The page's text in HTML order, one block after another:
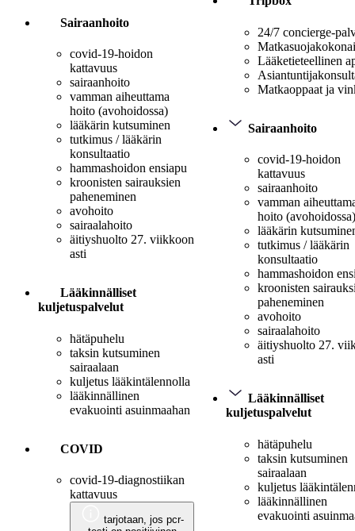
Sairaanhoito
covid-19-hoidon
kattavuus
sairaanhoito
vamman aiheuttama
hoito (avohoidossa)
lääkärin kutsuminen
tutkimus / lääkärin
konsultaatio
hammashoidon ensiapu
kroonisten sairauksien
paheneminen
avohoito
sairaalahoito
äitiyshuolto 27. viikkoon
asti
Lääkinnälliset
kuljetuspalvelut
hätäpuhelu
taksin kutsuminen
sairaalaan
kuljetus lääkintälennolla
lääkinnällinen
evakuointi asuinmaahan
COVID
covid-19-diagnostiikan
kattavuus
tarjotaan, jos pcr-
24/7 concierge-
Lääketieteellinen
Matkaoppaat ja
Sairaanhoito
covid-19-hoidon
kattavuus
sairaanhoito
vamman
hoito (avohoidossa)
lääkärin
tutkimus / lääkärin
konsultaatio
hammashoidon
kroonisten
paheneminen
avohoito
sairaalahoito
äitiyshuolto 27.
asti
Lääkinnälliset
kuljetuspalvelut
hätäpuhelu
taksin kutsuminen
sairaalaan
kuljetus
lääkinnällinen
evakuointi